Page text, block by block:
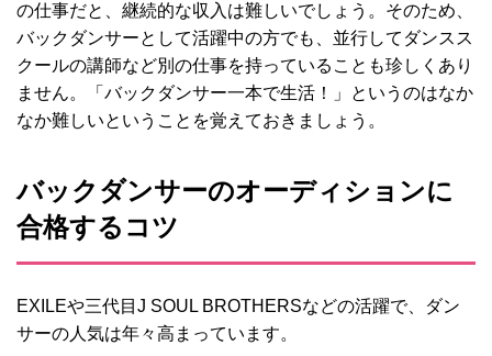
の仕事だと、継続的な収入は難しいでしょう。そのため、
バックダンサーとして活躍中の方でも、並行してダンスス
クールの講師など別の仕事を持っていることも珍しくあり
ません。「バックダンサー一本で生活！」というのはなか
なか難しいということを覚えておきましょう。
バックダンサーのオーディションに
合格するコツ
EXILEや三代目J SOUL BROTHERSなどの活躍で、ダン
サーの人気は年々高まっています。